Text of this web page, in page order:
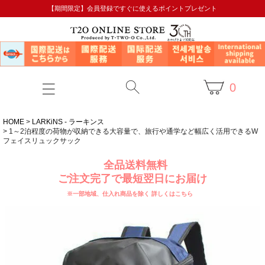
【期間限定】会員登録ですぐに使えるポイントプレゼント
0
HOME
LARKiNS - ラーキンス
1～2泊程度の荷物が収納できる大容量で、旅行や通学など幅広く活用できるW
フェイスリュックサック
全品送料無料
ご注文完了で最短翌日にお届け
※一部地域、仕入れ商品を除く 詳しくはこちら